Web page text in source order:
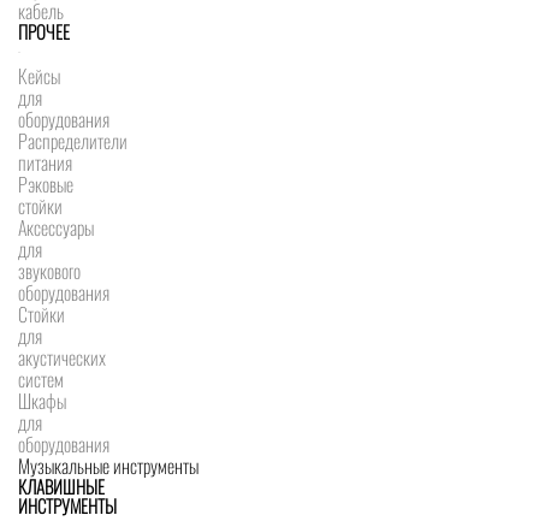
кабель
ПРОЧЕЕ
Кейсы
для
оборудования
Распределители
питания
Рэковые
стойки
Аксессуары
для
звукового
оборудования
Стойки
для
акустических
систем
Шкафы
для
оборудования
Музыкальные инструменты
КЛАВИШНЫЕ
ИНСТРУМЕНТЫ